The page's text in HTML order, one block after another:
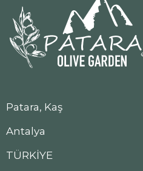
Patara, Kaş
Antalya
TÜRKİYE